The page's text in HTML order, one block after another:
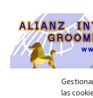
las